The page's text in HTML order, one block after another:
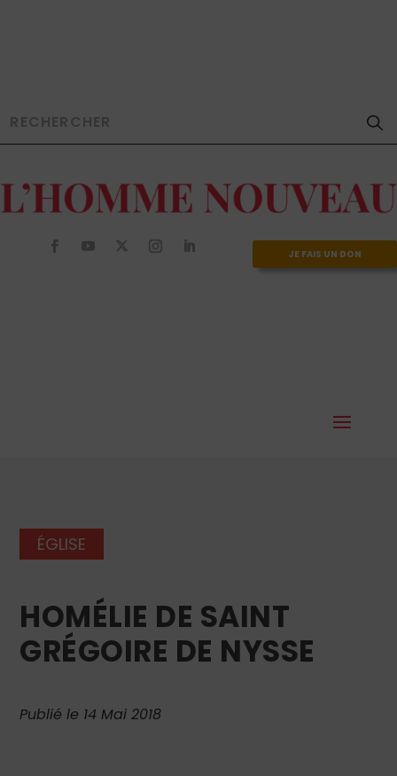
JE FAIS UN DON
ÉGLISE
HOMÉLIE DE SAINT
GRÉGOIRE DE NYSSE
Publié le 14 Mai 2018